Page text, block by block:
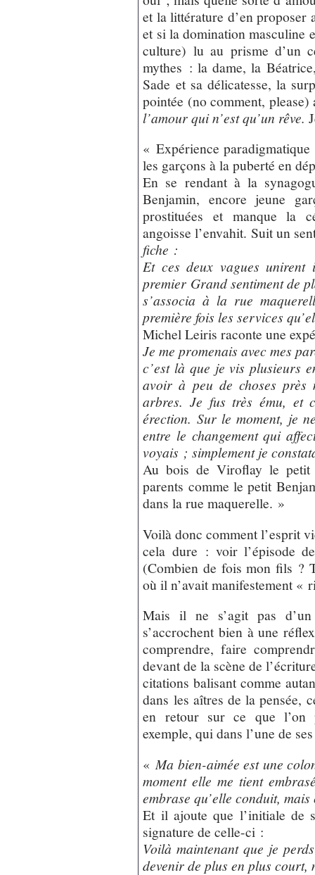
et la littérature d’en proposer
et si la domination masculine
culture) lu au prisme d’un
mythes : la dame, la
Sade et sa délicatesse, la
pointée (no comment,
l’amour qui n’est qu’un rêve.
« Expérience
les garçons à la puberté en
En se rendant à la
Benjamin, encore jeune
prostituées et manque la
angoisse l’envahit. Suit un
fiche :
Et ces deux vagues unirent
premier Grand sentiment de
s’associa à la rue
première fois les services
Michel Leiris raconte une
Je me promenais avec mes
c’est là que je vis plusieurs
avoir à peu de choses près
arbres. Je fus très ému, et
érection. Sur le moment, je
entre le changement qui
voyais ; simplement je
Au bois de Viroflay le petit
parents comme le petit
dans la rue maquerelle. »
Voilà donc comment l’esprit
cela dure : voir l’épisode
(Combien de fois mon fils ?
où il n’avait manifestement «
Mais il ne s’agit pas
s’accrochent bien à une
comprendre, faire
devant de la scène de
citations balisant comme
dans les aîtres de la pensée,
en retour sur ce que l’on
exemple, qui dans l’une de
« Ma bien-aimée est une
moment elle me tient
embrase qu’elle conduit,
Et il ajoute que l’initiale de
signature de celle-ci :
Voilà maintenant que je
devenir de plus en plus court,